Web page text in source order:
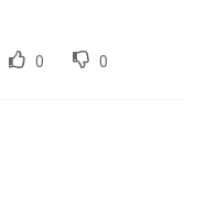
0 0